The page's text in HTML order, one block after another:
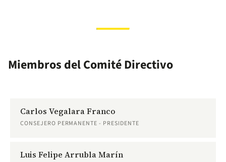
Miembros del Comité Directivo
Carlos Vegalara Franco
CONSEJERO PERMANENTE - PRESIDENTE
Luis Felipe Arrubla Marín